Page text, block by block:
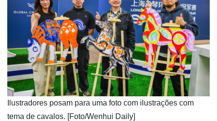
​Ilustradores posam para uma foto com ilustrações com
tema de cavalos. [Foto/Wenhui Daily]